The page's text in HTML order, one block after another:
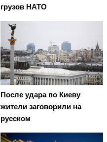
грузов НАТО
После удара по Киеву
жители заговорили на
русском